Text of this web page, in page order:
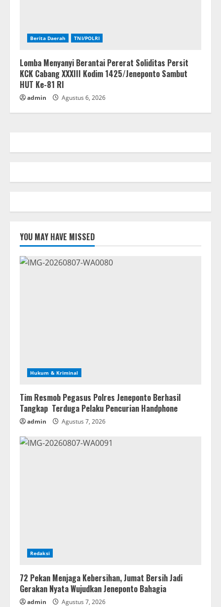
Berita Daerah TNI/POLRI
Lomba Menyanyi Berantai Pererat Soliditas Persit
KCK Cabang XXXIII Kodim 1425/Jeneponto Sambut
HUT Ke-81 RI
admin Agustus 6, 2026
YOU MAY HAVE MISSED
Hukum & Kriminal
Tim Resmob Pegasus Polres Jeneponto Berhasil
Tangkap Terduga Pelaku Pencurian Handphone
admin Agustus 7, 2026
Redaksi
72 Pekan Menjaga Kebersihan, Jumat Bersih Jadi
Gerakan Nyata Wujudkan Jeneponto Bahagia
admin Agustus 7, 2026